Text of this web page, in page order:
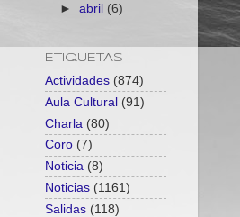
►abril (6)
ETIQUETAS
Actividades (874)
Aula Cultural (91)
Charla (80)
Coro (7)
Noticia (8)
Noticias (1161)
Salidas (118)